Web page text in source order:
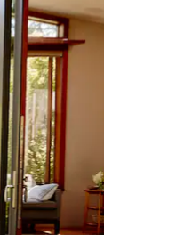
faisant glisser.